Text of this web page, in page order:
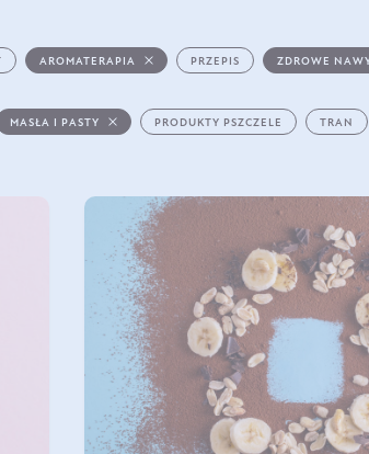
AROMATERAPIA PRZEPIS ZDROWE
MASŁA I PASTY PRODUKTY PSZCZELE TRAN